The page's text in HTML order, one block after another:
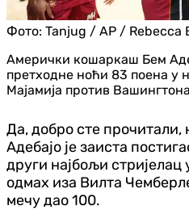
Фото: Tanjug / AP / Rebecca
Амерички кошаркаш Бем
претходне ноћи 83 поена у
Мајамија против
Да, добро сте прочитали,
Адебајо је заиста
други најбољи стријелац
одмах иза Вилта
мечу дао 100.